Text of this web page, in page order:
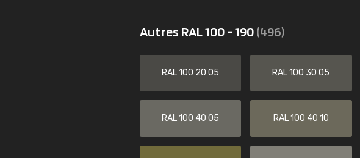
Autres RAL 100 - 190(496)
RAL 100 20 05 RAL 100 30 05
RAL 100 40 05 RAL 100 40 10